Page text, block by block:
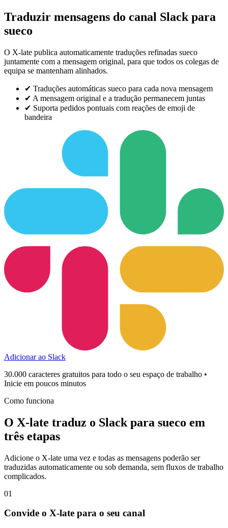
Traduzir mensagens do canal Slack para
sueco
O X-late publica automaticamente traduções refinadas sueco
juntamente com a mensagem original, para que todos os colegas de
equipa se mantenham alinhados.
✔ Traduções automáticas sueco para cada nova mensagem
✔ A mensagem original e a tradução permanecem juntas
✔ Suporta pedidos pontuais com reações de emoji de
bandeira
Adicionar ao Slack
30.000 caracteres gratuitos para todo o seu espaço de trabalho •
Inicie em poucos minutos
Como funciona
O X-late traduz o Slack para sueco em
três etapas
Adicione o X-late uma vez e todas as mensagens poderão ser
traduzidas automaticamente ou sob demanda, sem fluxos de trabalho
complicados.
01
Convide o X-late para o seu canal